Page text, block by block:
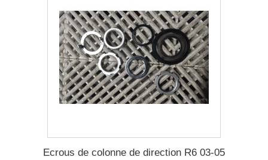
Ecrous de colonne de direction R6 03-05